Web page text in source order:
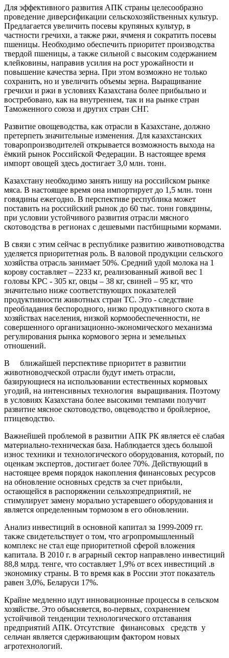
Для эффективного развития АПК страны целесообразно
проведение диверсификации сельскохозяйственных культур.
Предлагается увеличить посевы крупяных культур, в
частности гречихи, а также ржи, ячменя и сократить посевы
пшеницы. Необходимо обеспечить приоритет производства
твердой пшеницы, а также сильной с высоким содержанием
клейковины, направив усилия на рост урожайности и
повышение качества зерна. При этом возможно не только
сохранить, но и увеличить объемы зерна. Выращивание
гречихи и ржи в условиях Казахстана более прибыльно и
востребовано, как на внутреннем, так и на рынке стран
Таможенного союза и других стран СНГ.
Развитие овощеводства, как отрасли в Казахстане, должно
претерпеть значительные изменения. Для казахстанских
товаропроизводителей открывается возможность выхода на
ёмкий рынок Российской Федерации. В настоящее время
импорт овощей здесь достигает 3,0 млн. тонн.
Казахстану необходимо занять нишу на российском рынке
мяса. В настоящее время она импортирует до 1,5 млн. тонн
говядины ежегодно. В перспективе республика может
поставить на российский рынок до 60 тыс. тонн говядины,
при условии устойчивого развития отрасли мясного
скотоводства в регионах с дешевыми пастбищными кормами.
В связи с этим сейчас в республике развитию животноводства
уделяется приоритетная роль. В валовой продукции сельского
хозяйства отрасль занимает 50%. Средний удой молока на 1
корову составляет – 2233 кг, реализованный живой вес 1
головы КРС - 305 кг, овцы – 38 кг, свиней – 95 кг, что
значительно ниже соответствующих показателей
продуктивности животных стран ТС. Это - следствие
преобладания беспородного, низко продуктивного скота в
хозяйствах населения, низкой кормообеспеченности, не
совершенного организационно-экономического механизма
регулирования рынка кормового зерна и земельных
отношений.
В ближайшей перспективе приоритет в развитии
животноводческой отрасли будут иметь отрасли,
базирующиеся на использовании естественных кормовых
угодий, на интенсивных технология выращивания. Поэтому
в условиях Казахстана более высокими темпами получит
развитие мясное скотоводство, овцеводство и бройлерное,
птицеводство.
Важнейшей проблемой в развитии АПК РК является её слабая
материально-техническая база. Наблюдается здесь большой
износ техники и технологического оборудования, который, по
оценкам экспертов, достигает более 70%. Действующий в
настоящее время порядок накопления финансовых ресурсов
на обновление основных средств за счет прибыли,
остающейся в распоряжении сельхозпредприятий, не
стимулирует замену морально устаревшего оборудования и
является определенным тормозом в его обновлении.
Анализ инвестиций в основной капитал за 1999-2009 гг.
также свидетельствует о том, что агропромышленный
комплекс не стал еще приоритетной сферой вложения
капитала. В 2010 г. в аграрный сектор направлено инвестиций
88,8 млрд. тенге, что составляет 1,9% от всех инвестиций .в
экономику страны. В то время как в России этот показатель
равен 3,0%, Беларуси 17%.
Крайне медленно идут инновационные процессы в сельском
хозяйстве. Это объясняется, во-первых, сохранением
устойчивой тенденции технологического отставания
предприятий АПК. Отсутствие финансовых средств у
сельчан является сдерживающим фактором новых
агротехнологий.